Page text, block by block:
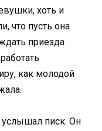
хоть и
что пусть она
приезда
как молодой
писк. Он